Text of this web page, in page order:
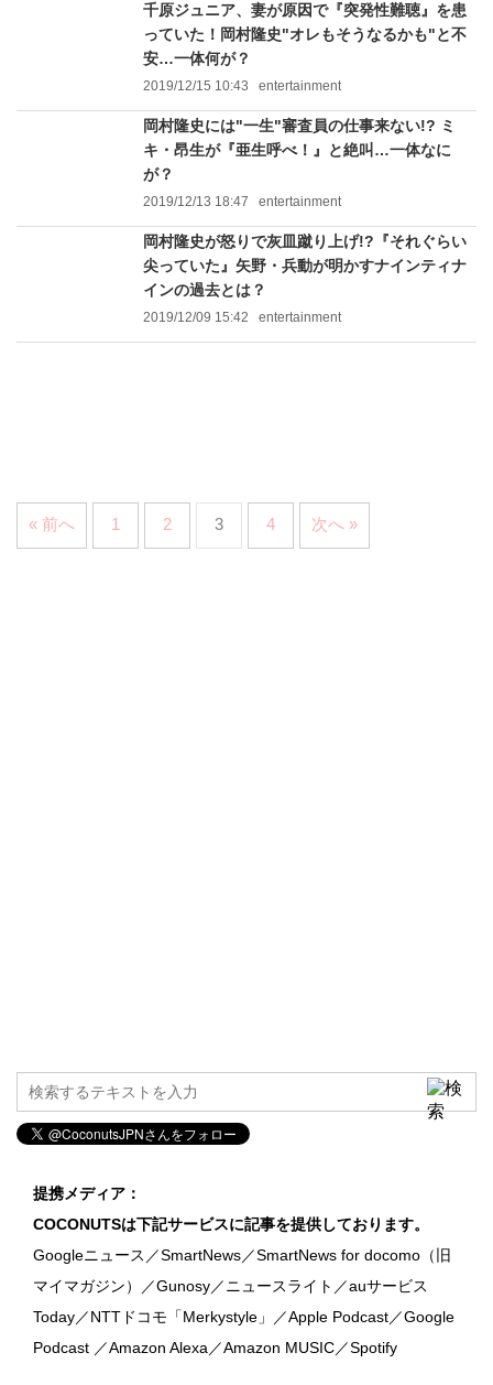
千原ジュニア、妻が原因で『突発性難聴』を患
っていた！岡村隆史"オレもそうなるかも"と不
安…一体何が？
2019/12/15 10:43 entertainment
岡村隆史には"一生"審査員の仕事来ない!? ミ
キ・昂生が『亜生呼べ！』と絶叫…一体なに
が？
2019/12/13 18:47 entertainment
岡村隆史が怒りで灰皿蹴り上げ!?『それぐらい
尖っていた』矢野・兵動が明かすナインティナ
インの過去とは？
2019/12/09 15:42 entertainment
« 前へ 1 2 3 4 次へ »
提携メディア：
COCONUTSは下記サービスに記事を提供しております。
Googleニュース／SmartNews／SmartNews for docomo（旧
マイマガジン）／Gunosy／ニュースライト／auサービス
Today／NTTドコモ「Merkystyle」／Apple Podcast／Google
Podcast ／Amazon Alexa／Amazon MUSIC／Spotify